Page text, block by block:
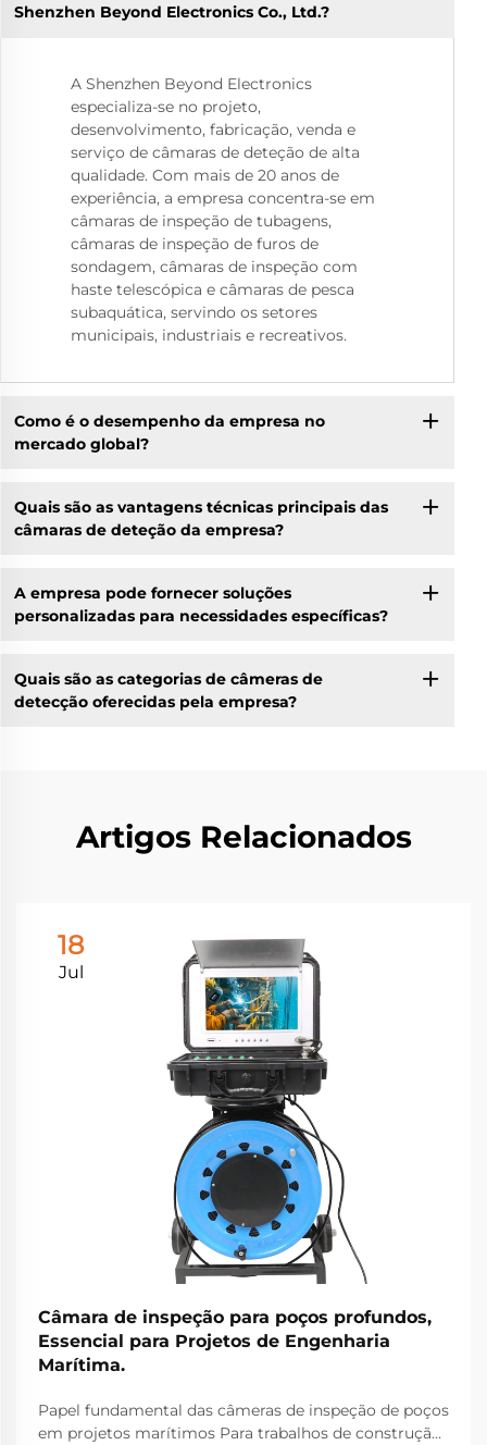
Shenzhen Beyond Electronics Co., Ltd.?
A Shenzhen Beyond Electronics
especializa-se no projeto,
desenvolvimento, fabricação, venda e
serviço de câmaras de deteção de alta
qualidade. Com mais de 20 anos de
experiência, a empresa concentra-se em
câmaras de inspeção de tubagens,
câmaras de inspeção de furos de
sondagem, câmaras de inspeção com
haste telescópica e câmaras de pesca
subaquática, servindo os setores
municipais, industriais e recreativos.
Como é o desempenho da empresa no
mercado global?
Quais são as vantagens técnicas principais das
câmaras de deteção da empresa?
A empresa pode fornecer soluções
personalizadas para necessidades específicas?
Quais são as categorias de câmeras de
detecção oferecidas pela empresa?
Artigos Relacionados
18
Jul
Câmara de inspeção para poços profundos,
Essencial para Projetos de Engenharia
Marítima.
Papel fundamental das câmeras de inspeção de poços
em projetos marítimos Para trabalhos de construção